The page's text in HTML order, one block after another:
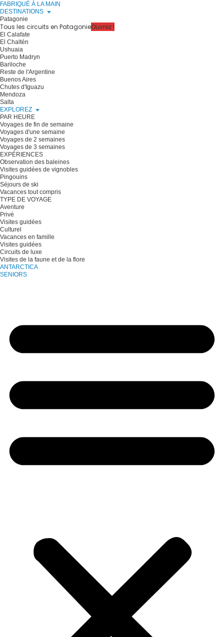
FABRIQUÉ À LA MAIN
DESTINATIONS
Patagonie
Tous les circuits en PatagonieOuvrez !
El Calafate
El Chaltén
Ushuaia
Puerto Madryn
Bariloche
Reste de l'Argentine
Buenos Aires
Chutes d'Iguazu
Mendoza
Salta
EXPLOREZ
PAR HEURE
Voyages de fin de semaine
Voyages d'une semaine
Voyages de 2 semaines
Voyages de 3 semaines
EXPÉRIENCES
Observation des baleines
Visites guidées de vignobles
Pingouins
Séjours de ski
Vacances tout compris
TYPE DE VOYAGE
Aventure
Privé
Visites guidées
Culturel
Vacances en famille
Visites guidées
Circuits de luxe
Visites de la faune et de la flore
ANTARCTICA
SENIORS